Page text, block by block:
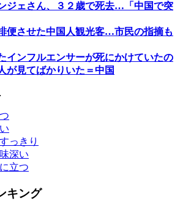
ジェさん、３２歳で死去…「中国で突
便させた中国人観光客…市民の指摘も
インフルエンサーが死にかけていたの
が見てばかりいた＝中国
すっきり
深い
立つ
キング